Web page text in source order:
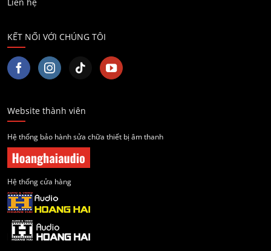
KẾT NỐI VỚI CHÚNG TÔI
Website thành viên
Hệ thống bảo hành sửa chữa thiết bị âm thanh
Hệ thống cửa hàng